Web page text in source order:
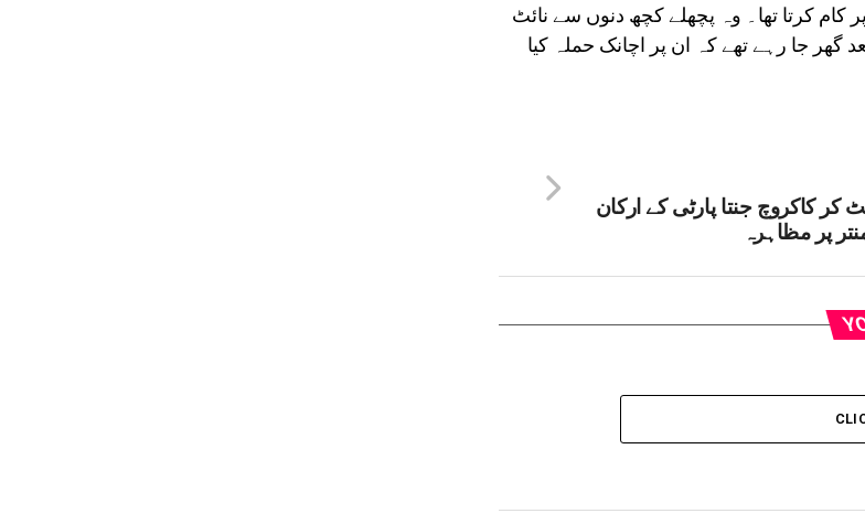
کام کرتا تھا۔ وہ پچھلے کچھ دنوں سے نائٹ
جا رہے تھے کہ ان پر اچانک حملہ کیا
کر کاکروچ جنتا پارٹی کے ارکان
پر مظاہرہ